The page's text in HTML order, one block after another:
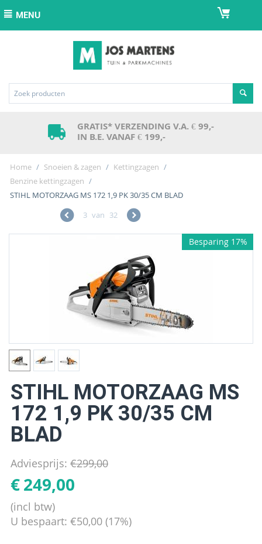
MENU
GRATIS* VERZENDING V.A. € 99,-
IN B.E. VANAF € 199,-
Home / Snoeien & zagen / Kettingzagen /
Benzine kettingzagen /
STIHL MOTORZAAG MS 172 1,9 PK 30/35 CM BLAD
3 van 32
Besparing 17%
STIHL MOTORZAAG MS
172 1,9 PK 30/35 CM
BLAD
Adviesprijs: €299,00
€249,00
(incl btw)
U bespaart: €50,00 (17%)